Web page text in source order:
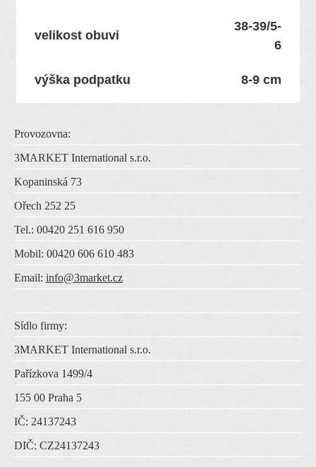
velikost obuvi
38-39/5-
6
výška podpatku 8-9 cm
Provozovna:
3MARKET International s.r.o.
Kopaninská 73
Ořech 252 25
Tel.: 00420 251 616 950
Mobil: 00420 606 610 483
Email: info@3market.cz
Sídlo firmy:
3MARKET International s.r.o.
Pařízkova 1499/4
155 00 Praha 5
IČ: 24137243
DIČ: CZ24137243